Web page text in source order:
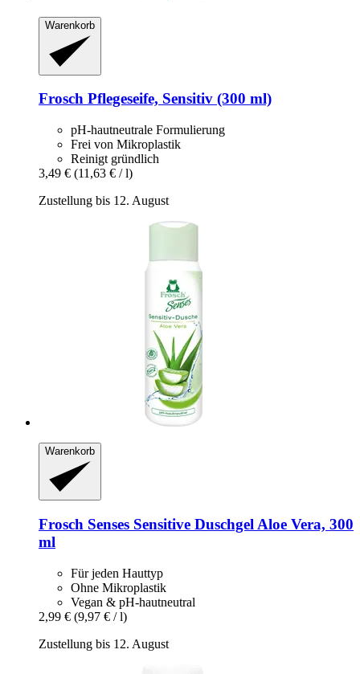
Warenkorb
Frosch Pflegeseife, Sensitiv (300 ml)
pH-hautneutrale Formulierung
Frei von Mikroplastik
Reinigt gründlich
3,49 € (11,63 € / l)
Zustellung bis 12. August
Warenkorb
Frosch Senses Sensitive Duschgel Aloe Vera, 300
ml
Für jeden Hauttyp
Ohne Mikroplastik
Vegan & pH-hautneutral
2,99 € (9,97 € / l)
Zustellung bis 12. August